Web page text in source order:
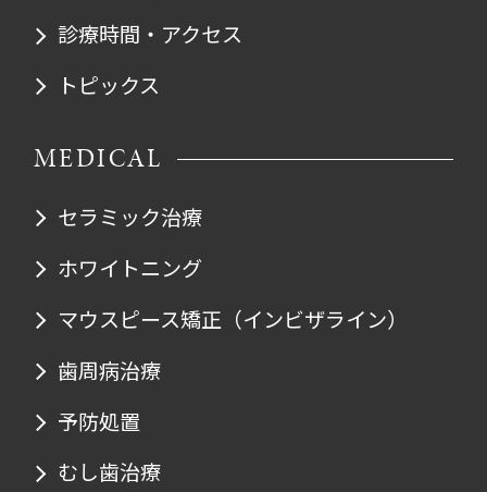
診療時間・アクセス
トピックス
MEDICAL
セラミック治療
ホワイトニング
マウスピース矯正 （インビザライン）
歯周病治療
予防処置
むし歯治療